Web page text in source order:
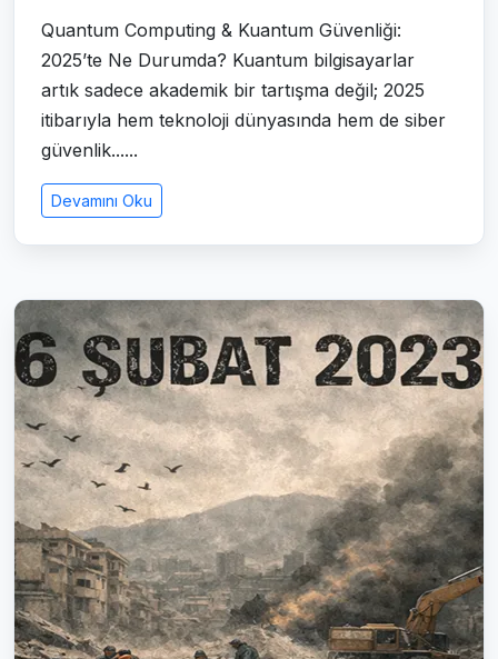
Quantum Computing & Kuantum Güvenliği:
2025’te Ne Durumda? Kuantum bilgisayarlar
artık sadece akademik bir tartışma değil; 2025
itibarıyla hem teknoloji dünyasında hem de siber
güvenlik......
Devamını Oku